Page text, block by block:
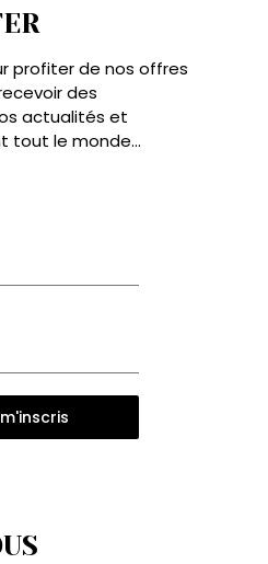
profiter de nos offres
des
actualités et
tout le monde...